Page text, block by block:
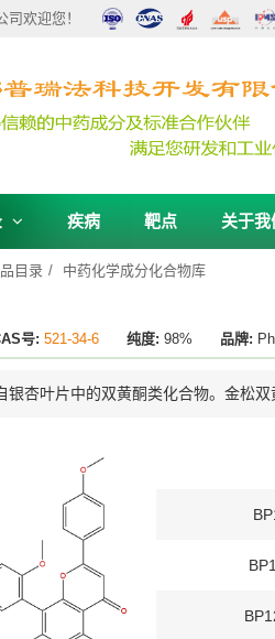
欢迎您！
疾病 靶点 关于我
目录 中药化学成分化合物库
号: 521-34-6 纯度: 98% 品牌:
银杏叶片中的双黄酮类化合物。金松